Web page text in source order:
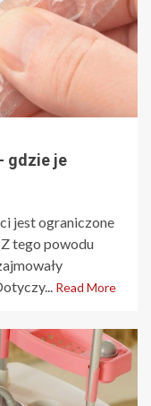
gdzie je
jest ograniczone
tego powodu
Read More